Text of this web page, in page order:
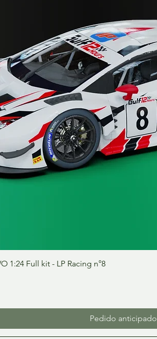
Vista rápida
1:24 Full kit - LP Racing n°8
Pedido anticipado